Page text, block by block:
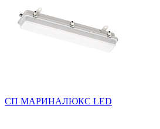
СП МАРИНАЛЮКС LED